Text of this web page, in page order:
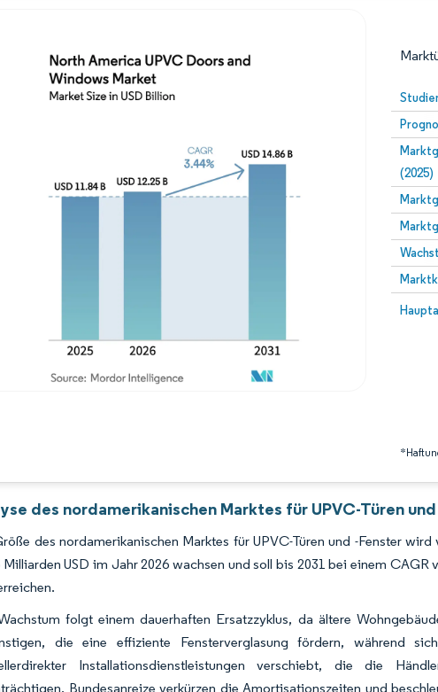
(2025)
Bild ©
Bild © Mordor Intelligence. Wiederverwendung erfordert
des nordamerikanischen Marktes für UPVC-Türen
des nordamerikanischen Marktes für UPVC-Türen und -Fenster
Milliarden USD im Jahr 2026 wachsen und soll bis 2031 bei einem
folgt einem dauerhaften Ersatzzyklus, da ältere
die eine effiziente Fensterverglasung fördern, während
Installationsdienstleistungen verschiebt, die die
Bundesanreize verkürzen die Amortisationszeiten und